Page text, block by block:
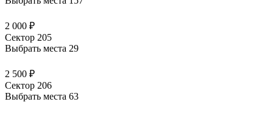
2 000 ₽
Сектор 205
Выбрать места 29
2 500 ₽
Сектор 206
Выбрать места 63